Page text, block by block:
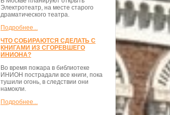
Электротеатр, на месте старого
драматического театра.
Подробнее...
ЧТО СОБИРАЮТСЯ СДЕЛАТЬ С
КНИГАМИ ИЗ СГОРЕВШЕГО
ИНИОНА?
Во время пожара в библиотеке
ИНИОН пострадали все книги, пока
тушили огонь, в следствии они
намокли.
Подробнее...